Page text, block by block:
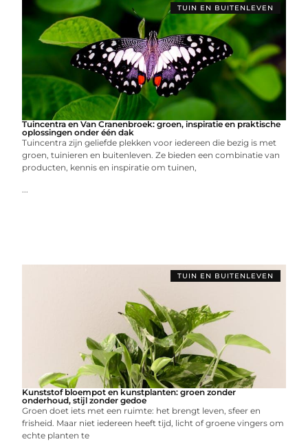
TUIN EN BUITENLEVEN
Tuincentra en Van Cranenbroek: groen, inspiratie en praktische
oplossingen onder één dak
Tuincentra zijn geliefde plekken voor iedereen die bezig is met
groen, tuinieren en buitenleven. Ze bieden een combinatie van
producten, kennis en inspiratie om tuinen,
...
TUIN EN BUITENLEVEN
Kunststof bloempot en kunstplanten: groen zonder
onderhoud, stijl zonder gedoe
Groen doet iets met een ruimte: het brengt leven, sfeer en
frisheid. Maar niet iedereen heeft tijd, licht of groene vingers om
echte planten te